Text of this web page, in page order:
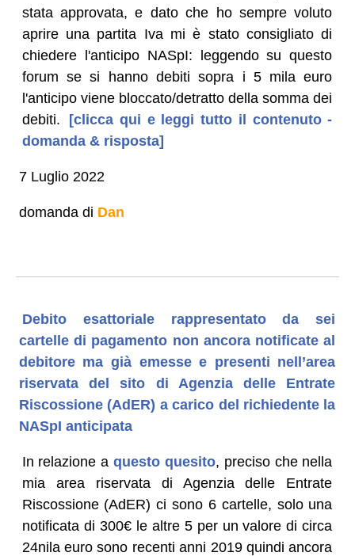
stata approvata, e dato che ho sempre voluto
aprire una partita Iva mi è stato consigliato di
chiedere l'anticipo NASpI: leggendo su questo
forum se si hanno debiti sopra i 5 mila euro
l'anticipo viene bloccato/detratto della somma dei
debiti.
[clicca qui e leggi tutto il contenuto -
domanda & risposta]
7 Luglio 2022
domanda di Dan
Debito esattoriale rappresentato da sei
cartelle di pagamento non ancora notificate al
debitore ma già emesse e presenti nell’area
riservata del sito di Agenzia delle Entrate
Riscossione (AdER) a carico del richiedente la
NASpI anticipata
In relazione aquesto quesito, preciso che nella
mia area riservata di Agenzia delle Entrate
Riscossione (AdER) ci sono 6 cartelle, solo una
notificata di 300€ le altre 5 per un valore di circa
24nila euro sono recenti anni 2019 quindi ancora